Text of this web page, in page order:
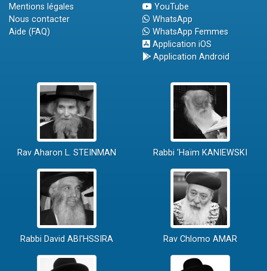
Mentions légales
Nous contacter
Aide (FAQ)
YouTube
WhatsApp
WhatsApp Femmes
Application iOS
Application Android
Rav Aharon L. STEINMAN Rabbi 'Haïm KANIEWSKI
Rabbi David ABI'HSSIRA Rav Chlomo AMAR